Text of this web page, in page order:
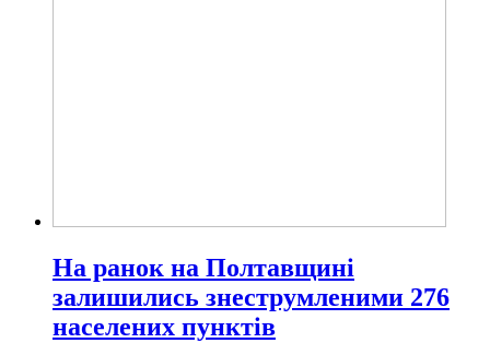
На ранок на Полтавщині
залишились знеструмленими 276
населених пунктів